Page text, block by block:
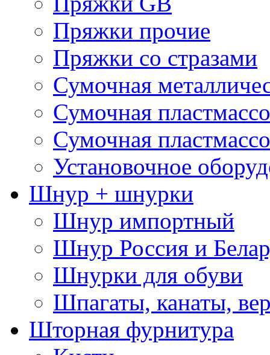
Пряжки прочие
Пряжки со стразами
Сумочная
Сумочная
Сумочная
Установочное
Шнур + шнурки
Шнур импортный
Шнур Россия и
Шнурки для обуви
Шпагаты, канаты,
Шторная фурнитура